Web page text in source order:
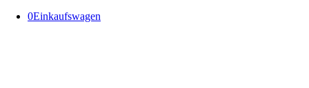
0Einkaufswagen